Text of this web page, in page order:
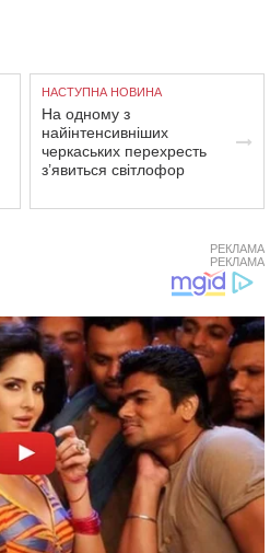
НАСТУПНА НОВИНА
На одному з
найінтенсивніших
черкаських перехресть
з’явиться світлофор
РЕКЛАМА
РЕКЛАМА